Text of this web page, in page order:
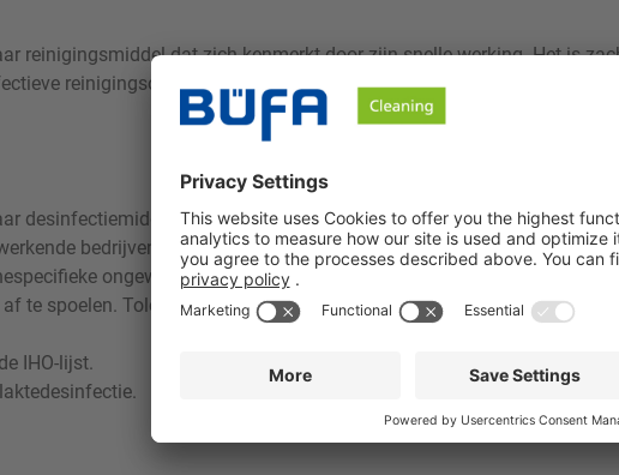
reinigingsmiddel dat zich kenmerkt door zijn snelle werking. Het is
reinigingsoplossing die eenvoudig in gebruik is en een schoon
desinfectiemiddel op alcoholbasis. Het wordt gebruikt voor de
bedrijven (bijvoorbeeld werkbladen, snij- en
ongewenste ziektekiemen. Bovendien droogt Tolo-Sept
te spoelen. Tolo-Sept is niet geschikt voor gebruik op acrylglas.
IHO-lijst.